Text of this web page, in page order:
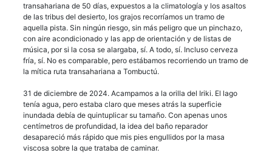
transahariana de 50 días, expuestos a la climatología y los asaltos
de las tribus del desierto, los grajos recorríamos un tramo de
aquella pista. Sin ningún riesgo, sin más peligro que un pinchazo,
con aire acondicionado y las app de orientación y de listas de
música, por si la cosa se alargaba, sí. A todo, sí. Incluso cerveza
fría, sí. No es comparable, pero estábamos recorriendo un tramo de
la mítica ruta transahariana a Tombuctú.
31 de diciembre de 2024. Acampamos a la orilla del Iriki. El lago
tenía agua, pero estaba claro que meses atrás la superficie
inundada debía de quintuplicar su tamaño. Con apenas unos
centímetros de profundidad, la idea del baño reparador
desapareció más rápido que mis pies engullidos por la masa
viscosa sobre la que trataba de caminar.